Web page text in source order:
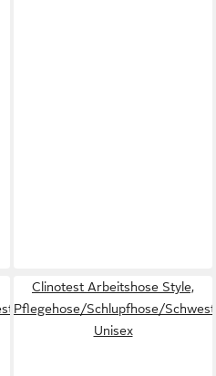
Arzthose,
Clinotest Arbeitshose Style,
Pflegehose/Schlupfhose/
Unisex